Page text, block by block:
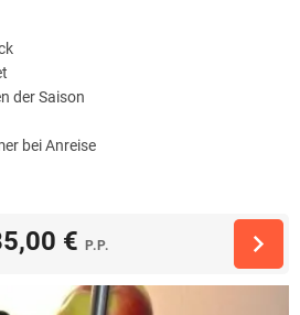
der Saison
bei Anreise
€ P.P.